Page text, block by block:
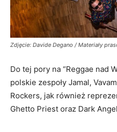
Zdjęcie: Davide Degano / Materiały
Do tej pory na “Reggae nad
polskie zespoły Jamal,
Rockers, jak również
Ghetto Priest oraz Dark